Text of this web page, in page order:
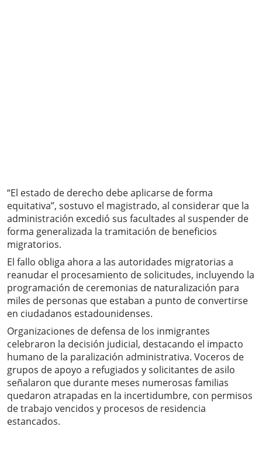
“El estado de derecho debe aplicarse de forma
equitativa”, sostuvo el magistrado, al considerar que la
administración excedió sus facultades al suspender de
forma generalizada la tramitación de beneficios
migratorios.
El fallo obliga ahora a las autoridades migratorias a
reanudar el procesamiento de solicitudes, incluyendo la
programación de ceremonias de naturalización para
miles de personas que estaban a punto de convertirse
en ciudadanos estadounidenses.
Organizaciones de defensa de los inmigrantes
celebraron la decisión judicial, destacando el impacto
humano de la paralización administrativa. Voceros de
grupos de apoyo a refugiados y solicitantes de asilo
señalaron que durante meses numerosas familias
quedaron atrapadas en la incertidumbre, con permisos
de trabajo vencidos y procesos de residencia
estancados.